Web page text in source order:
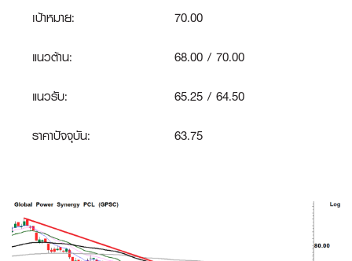
เป้าหมาย:
70.00
แนวต้าน:
68.00 / 70.00
แนวรับ:
65.25 / 64.50
ราคาปัจจุบัน:
63.75